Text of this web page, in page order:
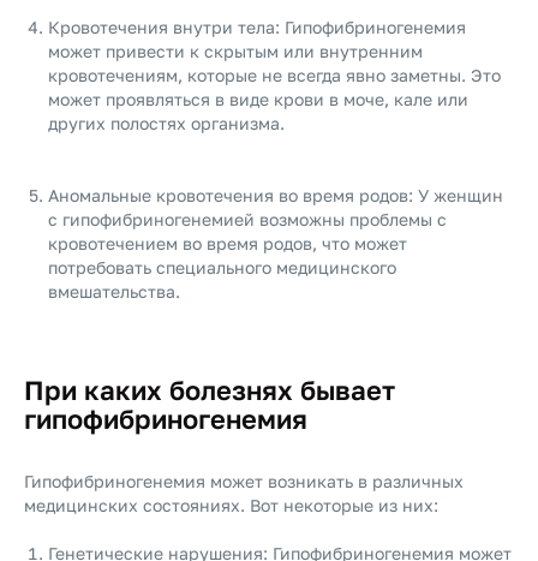
Кровотечения внутри тела: Гипофибриногенемия
может привести к скрытым или внутренним
кровотечениям, которые не всегда явно заметны. Это
может проявляться в виде крови в моче, кале или
других полостях организма.
Аномальные кровотечения во время родов: У женщин
с гипофибриногенемией возможны проблемы с
кровотечением во время родов, что может
потребовать специального медицинского
вмешательства.
При каких болезнях бывает
гипофибриногенемия
Гипофибриногенемия может возникать в различных
медицинских состояниях. Вот некоторые из них:
Генетические нарушения: Гипофибриногенемия может